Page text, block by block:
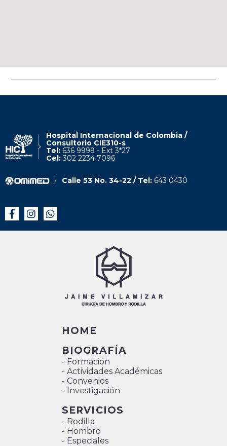
HOME
BIOGRAFÍA
- Formación
- Actividades Académicas
- Convenios
- Investigación
SERVICIOS
- Rodilla
- Hombro
- Especiales
Hospital Internacional de Colombia /
Consultorio CIE310-s
Tel: 636 9999 - Ext 3*27
Cel:302 2234 7096
Calle 53 No. 34-22 / Tel: 643 0430